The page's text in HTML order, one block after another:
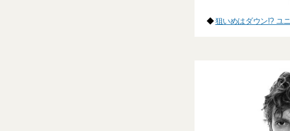
◆狙いめはダウン!? ユ